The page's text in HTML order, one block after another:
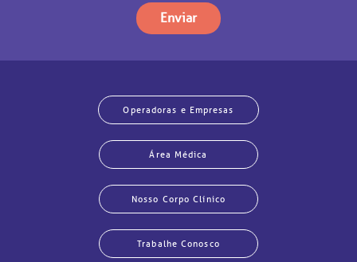
Enviar
Operadoras e Empresas
Área Médica
Nosso Corpo Clínico
Trabalhe Conosco